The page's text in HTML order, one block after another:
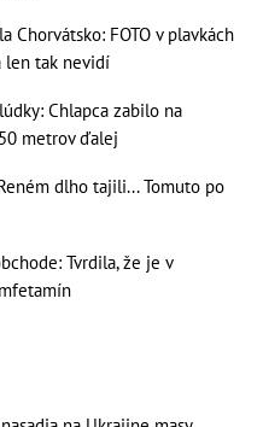
Chorvátsko: FOTO v plavkách
len tak nevidí
Chlapca zabilo na
metrov ďalej
dlho tajili... Tomuto po
Tvrdila, že je v